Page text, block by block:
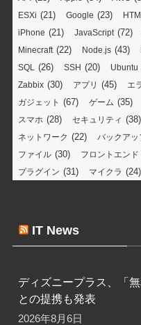
ESXi (21) Google (23)
iPhone (21) JavaScript(72)
Minecraft(22) Node.js (43)
SQL (26) SSH (20) Ubuntu
Zabbix (30) アプリ (45) エ
ガジェット (67) ゲーム (35)
スマホ (28) セキュリティ (38)
ネットワーク (22) バックアッ
ファイル (30) フロントエンド
プラグイン (31) マイクラ (24)
IT News
ディズニープラス、「
との提携も発表
2026年8月6日